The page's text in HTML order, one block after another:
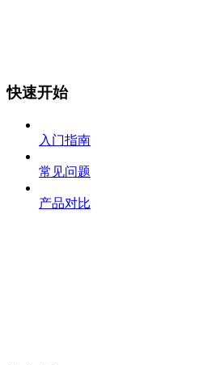
快速开始
入门指南
常见问题
产品对比